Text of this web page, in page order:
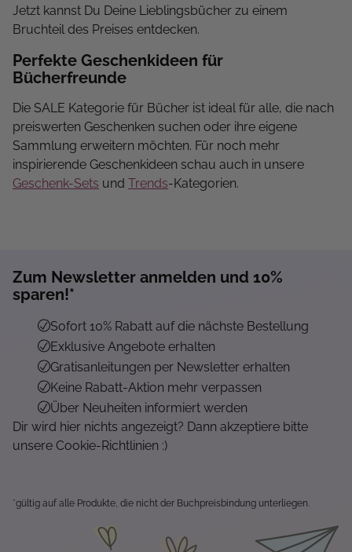
Jetzt kannst Du Deine Lieblingsbücher zu einem
Bruchteil des Preises entdecken.
Perfekte Geschenkideen für
Bücherfreunde
Die SALE Kategorie für Bücher ist ideal für alle, die nach
preiswerten Geschenken suchen oder ihre eigene
Sammlung erweitern möchten. Für noch mehr
inspirierende Geschenkideen schau auch in unsere
Geschenk-Sets und Trends-Kategorien.
Zum Newsletter anmelden und 10%
sparen!*
Sofort 10% Rabatt auf die nächste Bestellung
Exklusive Angebote erhalten
Gratisanleitungen per Newsletter erhalten
Keine Rabatt-Aktion mehr verpassen
Über Neuheiten informiert werden
Dir wird hier nichts angezeigt? Dann akzeptiere bitte
unsere Cookie-Richtlinien :)
*gültig auf alle Produkte, die nicht der Buchpreisbindung unterliegen.